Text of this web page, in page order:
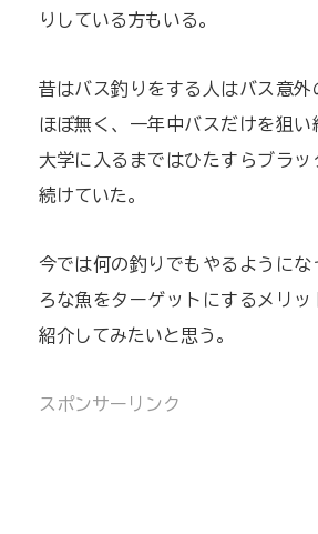
りしている方もいる。
昔はバス釣りをする人はバス意
ほぼ無く、一年中バスだけを狙い
大学に入るまではひたすらブラッ
続けていた。
今では何の釣りでもやるようにな
ろな魚をターゲットにするメリ
紹介してみたいと思う。
スポンサーリンク